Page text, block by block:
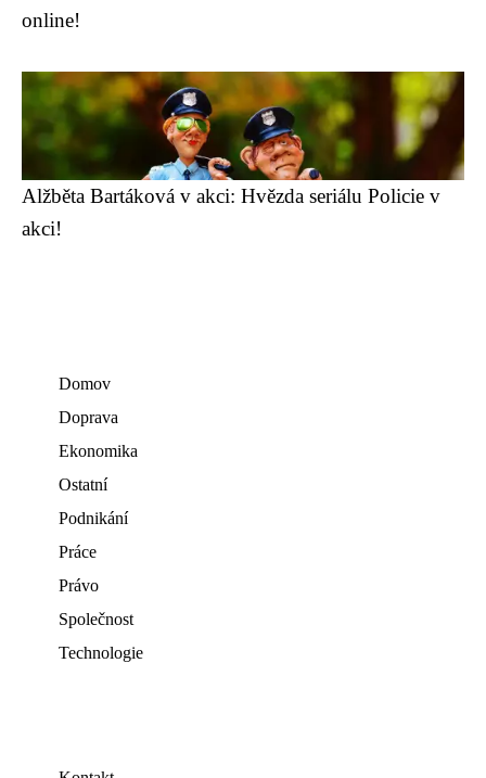
online!
Alžběta Bartáková v akci: Hvězda seriálu Policie v
akci!
Domov
Doprava
Ekonomika
Ostatní
Podnikání
Práce
Právo
Společnost
Technologie